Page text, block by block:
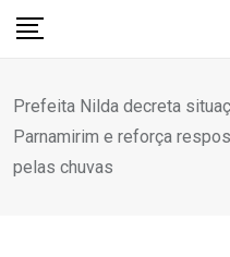
para
conteúdo
Prefeita Nilda decreta
Parnamirim e reforça
pelas chuvas